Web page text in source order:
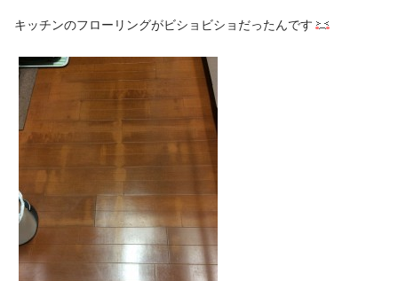
キッチンのフローリングがビショビショだったんです